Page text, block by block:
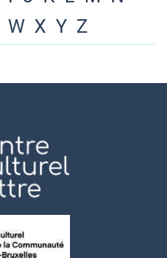
W X Y Z